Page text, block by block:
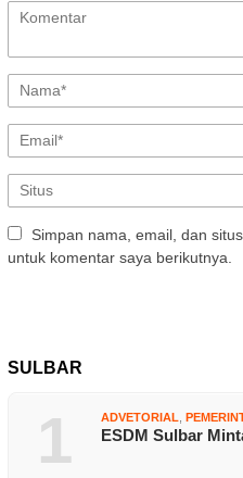
Simpan nama, email, dan
untuk komentar saya berikutnya.
SULBAR
1 ADVETORIAL
ESDM Sulbar